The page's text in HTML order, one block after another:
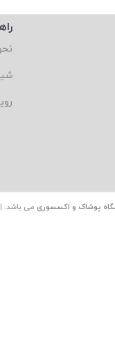
پوشاک و اکسسوری می باشد.